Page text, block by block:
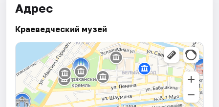
Адрес
Краеведческий музей